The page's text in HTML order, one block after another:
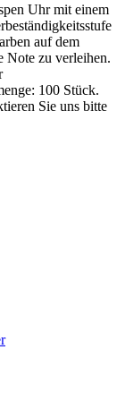
Uhr mit einem
auf dem
Note zu verleihen.
100 Stück.
Sie uns bitte